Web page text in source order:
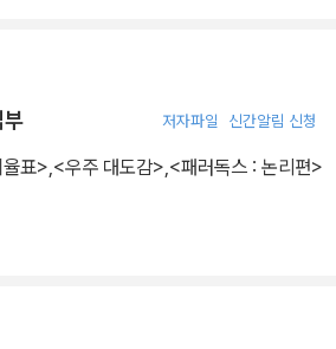
부 저자파일 신간알림 신청
표>,<우주 대도감>,<패러독스 : 논리편>